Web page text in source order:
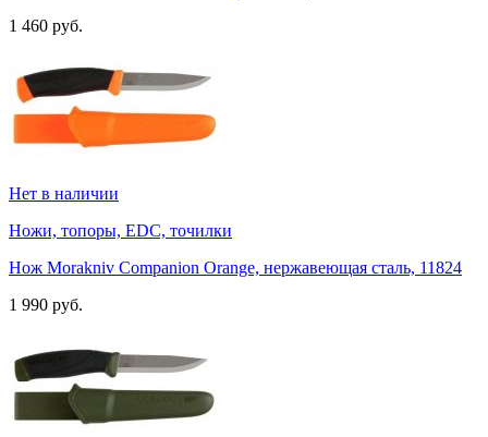
1 460 руб.
Нет в наличии
Ножи, топоры, EDC, точилки
Нож Morakniv Companion Orange, нержавеющая сталь, 11824
1 990 руб.